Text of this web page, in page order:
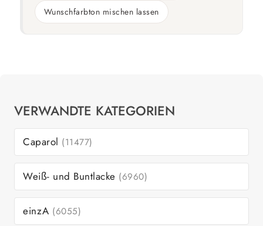
Wunschfarbton mischen lassen
VERWANDTE KATEGORIEN
Caparol (11477)
Weiß- und Buntlacke (6960)
einzA (6055)